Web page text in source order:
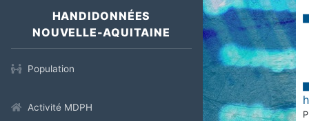
HANDIDONNÉES
NOUVELLE-AQUITAINE
Population
Activité MDPH